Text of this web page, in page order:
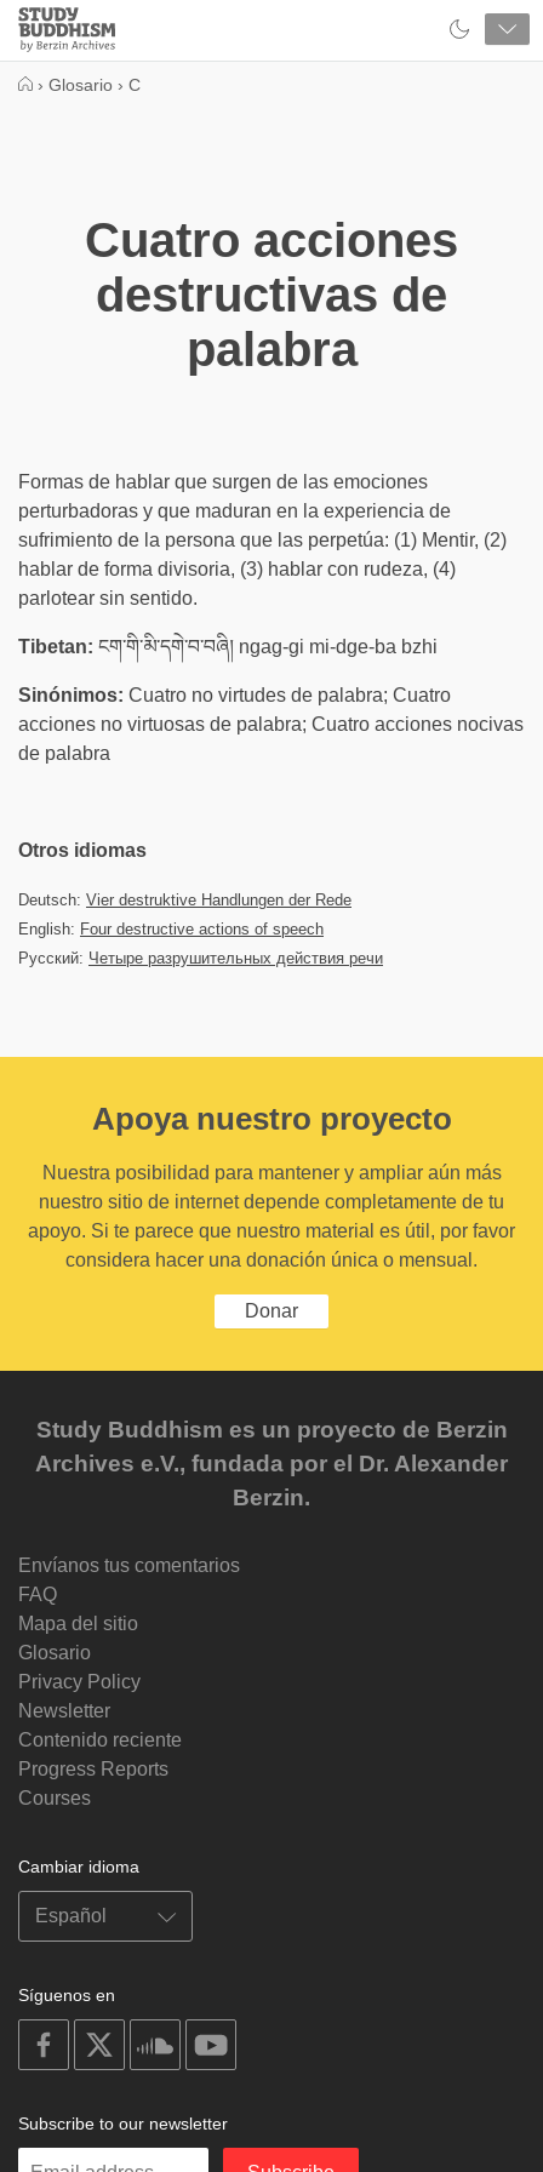
Close
Study
Buddhism
› Glosario › C
Cuatro acciones
destructivas de
palabra
Formas de hablar que surgen de las emociones
perturbadoras y que maduran en la experiencia de
sufrimiento de la persona que las perpetúa: (1) Mentir, (2)
hablar de forma divisoria, (3) hablar con rudeza, (4)
parlotear sin sentido.
Tibetan: ངག་གི་མི་དགེ་བ་བཞི། ngag-gi mi-dge-ba bzhi
Sinónimos: Cuatro no virtudes de palabra; Cuatro
acciones no virtuosas de palabra; Cuatro acciones nocivas
de palabra
Otros idiomas
Deutsch: Vier destruktive Handlungen der Rede
English: Four destructive actions of speech
Русский: Четыре разрушительных действия речи
Apoya nuestro proyecto
Nuestra posibilidad para mantener y ampliar aún más
nuestro sitio de internet depende completamente de tu
apoyo. Si te parece que nuestro material es útil, por favor
considera hacer una donación única o mensual.
Donar
Study Buddhism es un proyecto de Berzin
Archives e.V., fundada por el Dr. Alexander
Berzin.
Envíanos tus comentarios
FAQ
Mapa del sitio
Glosario
Privacy Policy
Newsletter
Contenido reciente
Progress Reports
Courses
Cambiar idioma
Síguenos en
on
facebook
soundcloud
Subscribe to our newsletter
Enter